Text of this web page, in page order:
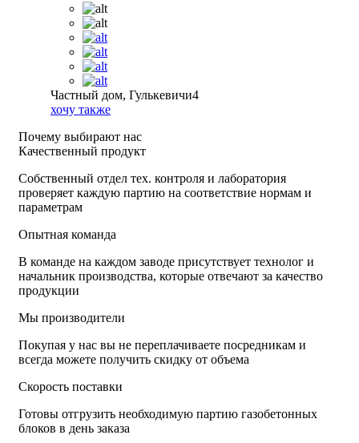
Частный дом, Гулькевичи4
хочу также
Почему выбирают нас
Качественный продукт
Собственный отдел тех. контроля и лаборатория
проверяет каждую партию на соответствие нормам и
параметрам
Опытная команда
В команде на каждом заводе присутствует технолог и
начальник производства, которые отвечают за качество
продукции
Мы производители
Покупая у нас вы не переплачиваете посредникам и
всегда можете получить скидку от объема
Скорость поставки
Готовы отгрузить необходимую партию газобетонных
блоков в день заказа